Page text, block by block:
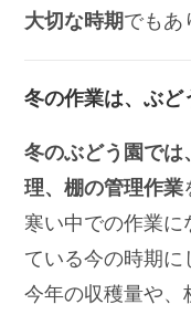
大切な時期でもあ
冬の作業は、ぶど
冬のぶどう園で
理、棚の管理作業
寒い中での作業
ている今の時期に
今年の収穫量や